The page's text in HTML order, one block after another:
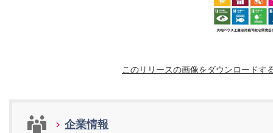
このリリースの画像をダウンロードす
企業情報